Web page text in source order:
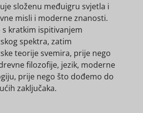
složenu međuigru svjetla i
misli i moderne znanosti.
s kratkim ispitivanjem
spektra, zatim
teorije svemira, prije nego
filozofije, jezik, moderne
prije nego što dođemo do
zaključaka.